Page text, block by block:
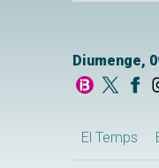
Diumenge,
El Temps